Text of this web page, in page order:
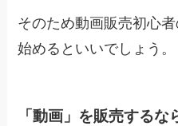
そのため動画販売初心
始めるといいでしょう。
「動画」を販売するな